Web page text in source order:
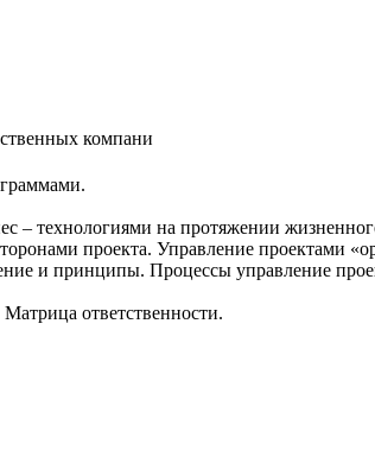
компани
– технологиями на протяжении
проекта. Управление проектами
и принципы. Процессы управление
ответственности.